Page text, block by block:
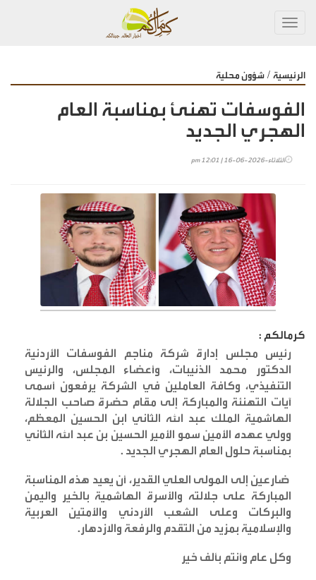
الرئيسية / شؤون محلية
الفوسفات تهنئ بمناسبة العام
الهجري الجديد
الثلاثاء-2026-06-16 | 12:01 pm
كرمالكم :
رئيس مجلس إدارة شركة مناجم الفوسفات الأردنية
الدكتور محمد الذنيبات، وأعضاء المجلس، والرئيس
التنفيذي، وكافة العاملين في الشركة يرفعون أسمى
آيات التهنئة والمباركة إلى مقام حضرة صاحب الجلالة
الهاشمية الملك عبد الله الثاني ابن الحسين المعظم،
وولي عهده الأمين سمو الأمير الحسين بن عبد الله الثاني
بمناسبة حلول العام الهجري الجديد .
ضارعين إلى المولى العلي القدير، أن يعيد هذه المناسبة
المباركة على جلالته والأسرة الهاشمية بالخير واليمن
والبركات وعلى الشعب الأردني والأمتين العربية
والإسلامية بمزيد من التقدم والرفعة والازدهار.
وكل عام وأنتم بألف خير